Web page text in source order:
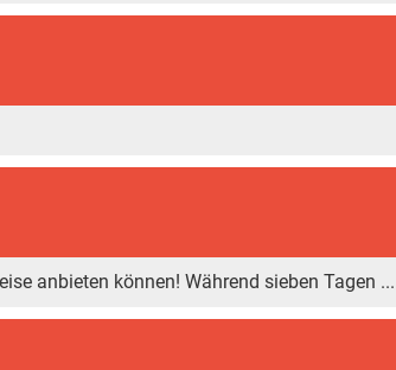
anbieten können! Während sieben Tagen ...